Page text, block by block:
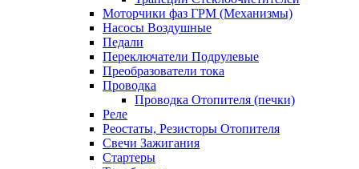
Моторчики фаз ГРМ (Механизмы)
Насосы Воздушные
Педали
Переключатели Подрулевые
Преобразователи тока
Проводка
Проводка Отопителя (печки)
Реле
Реостаты, Резисторы Отопителя
Свечи Зажигания
Стартеры